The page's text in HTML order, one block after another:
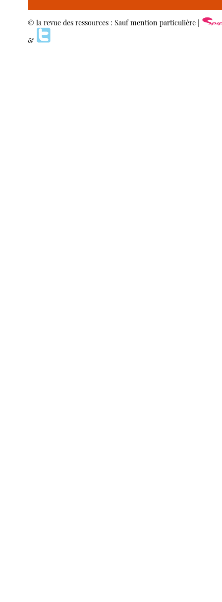
© la revue des ressources : Sauf mention particulière |
&